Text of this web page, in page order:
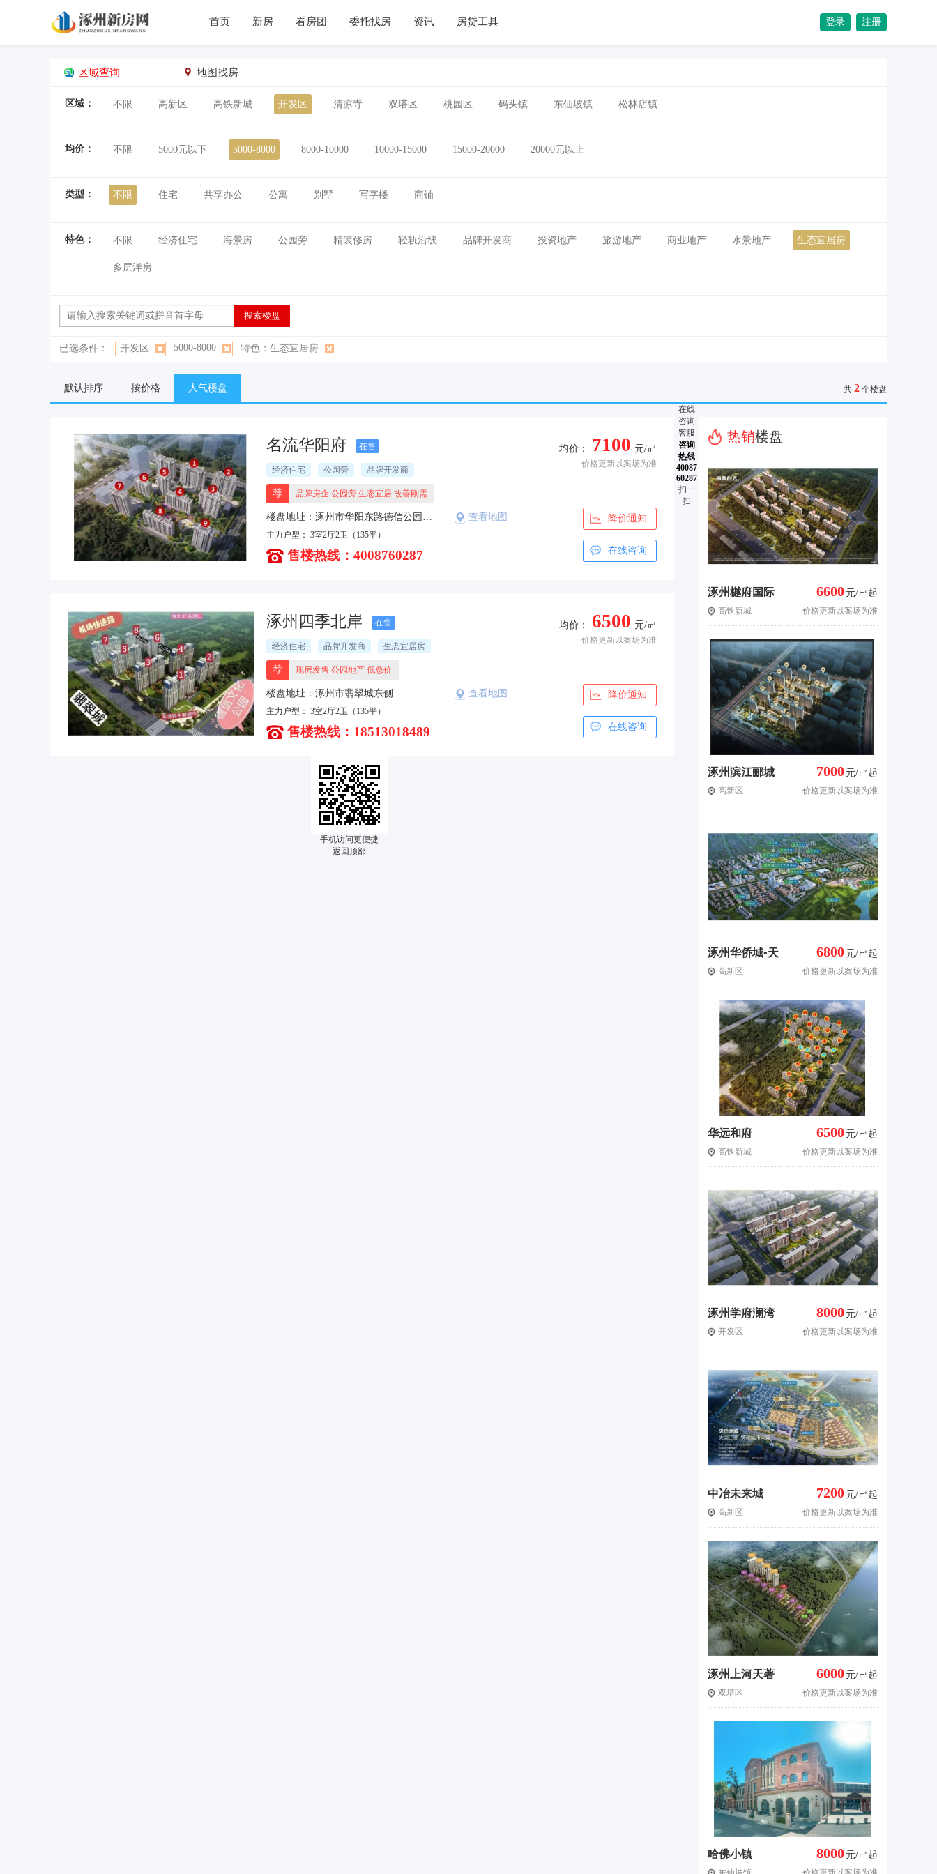
首页 新房 看房团 委托找房 资讯 房贷工具 登录 注册
区域查询 地图找房
区域： 不限 高新区 高铁新城 开发区 清凉寺 双塔区 桃园区 码头镇 东仙坡镇 松林店镇
均价： 不限 5000元以下 5000-8000 8000-10000 10000-15000 15000-20000 20000元以上
类型： 不限 住宅 共享办公 公寓 别墅 写字楼 商铺
特色： 不限 经济住宅 海景房 公园旁 精装修房 轻轨沿线 品牌开发商 投资地产 旅游地产 商业地产 水景地产 生态宜居房
多层洋房
已选条件： 开发区 5000-8000 特色：生态宜居房
默认排序 按价格 人气楼盘 共 2 个楼盘
名流华阳府 在售
经济住宅 公园旁 品牌开发商
荐 品牌房企 公园旁 生态宜居 改善刚需
楼盘地址：涿州市华阳东路德信公园往东300米路南 查看地图
主力户型： 3室2厅2卫（135平）
售楼热线：4008760287
元/㎡
7100
均价：
价格更新以案场为准
降价通知
在线咨询
涿州四季北岸 在售
经济住宅 品牌开发商 生态宜居房
荐 现房发售 公园地产 低总价
楼盘地址：涿州市翡翠城东侧 查看地图
主力户型： 3室2厅2卫（135平）
售楼热线：18513018489
元/㎡
6500
均价：
价格更新以案场为准
降价通知
在线咨询
热销楼盘
涿州樾府国际 元/㎡起
6600
高铁新城 价格更新以案场为准
涿州滨江郦城 元/㎡起
7000
高新区 价格更新以案场为准
涿州华侨城•天
鹅堡
元/㎡起
6800
高新区 价格更新以案场为准
华远和府 元/㎡起
6500
高铁新城 价格更新以案场为准
涿州学府澜湾
三期
元/㎡起
8000
开发区 价格更新以案场为准
中冶未来城 元/㎡起
7200
高新区 价格更新以案场为准
涿州上河天著 元/㎡起
6000
双塔区 价格更新以案场为准
哈佛小镇 元/㎡起
8000
在线
咨询
客服
咨询
热线
40087
60287
扫一
扫
手机访问更便捷
返回顶部